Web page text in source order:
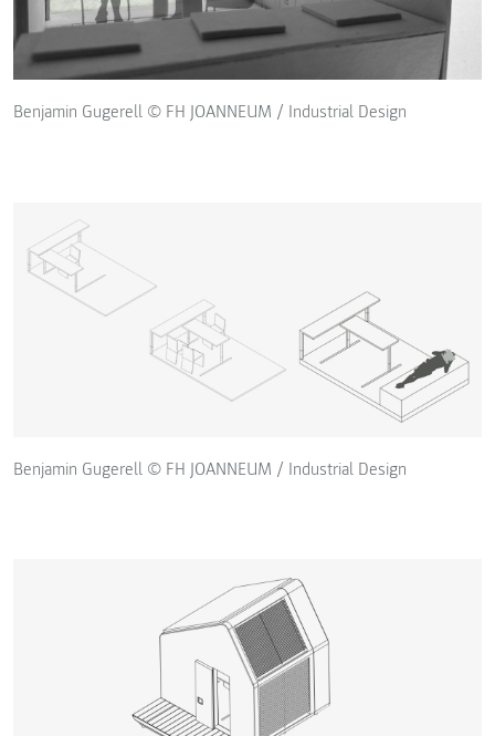
Benjamin Gugerell © FH JOANNEUM / Industrial Design
Benjamin Gugerell © FH JOANNEUM / Industrial Design